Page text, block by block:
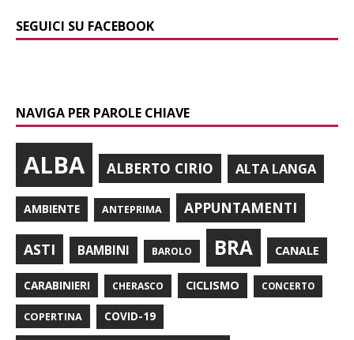
SEGUICI SU FACEBOOK
NAVIGA PER PAROLE CHIAVE
ALBA ALBERTO CIRIO ALTA LANGA
AMBIENTE ANTEPRIMA APPUNTAMENTI
ASTI BAMBINI BAROLO BRA CANALE
CARABINIERI CHERASCO CICLISMO CONCERTO
COPERTINA COVID-19